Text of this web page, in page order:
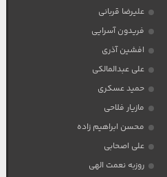
علیرضا قربانی
فریدون آسرایی
افشین آذری
علی عبدالمالکی
حمید عسکری
مازیار فلاحی
محسن ابراهیم زاده
علی اصحابی
روزبه نعمت الهی